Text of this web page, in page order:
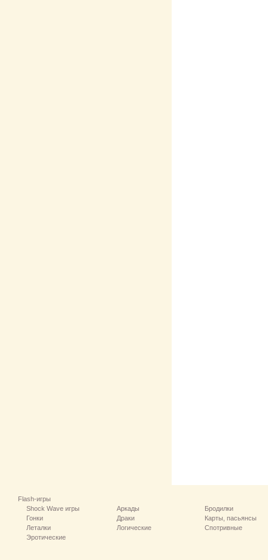
Flash-игры
Shock Wave игры
Аркады
Бродилки
Гонки
Драки
Карты, пасьянсы
Леталки
Логические
Спотривные
Эротические